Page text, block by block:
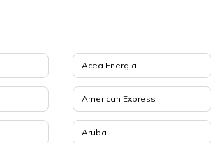
Acea Energia
American Express
Aruba